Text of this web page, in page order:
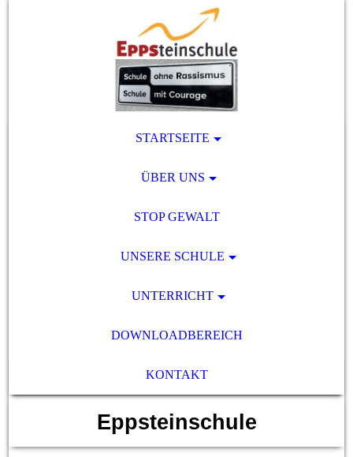
STARTSEITE
ÜBER UNS
STOP GEWALT
UNSERE SCHULE
UNTERRICHT
DOWNLOADBEREICH
KONTAKT
Eppsteinschule